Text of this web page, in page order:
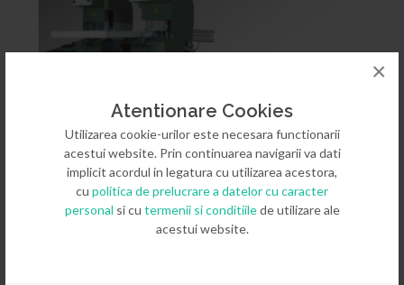
Atentionare Cookies
Utilizarea cookie-urilor este necesara functionarii
acestui website. Prin continuarea navigarii va dati
implicit acordul in legatura cu utilizarea acestora,
cu politica de prelucrare a datelor cu caracter
personal si cu termenii si conditiilede utilizare ale
acestui website.
×
Masina de sudat cu doua capete tip AKS